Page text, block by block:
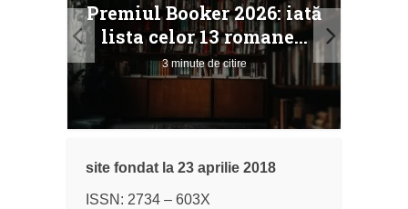
Premiul Booker 2026: iată
lista celor 13 romane...
3 minute de citire
site fondat la 23 aprilie 2018
ISSN: 2734 – 603X